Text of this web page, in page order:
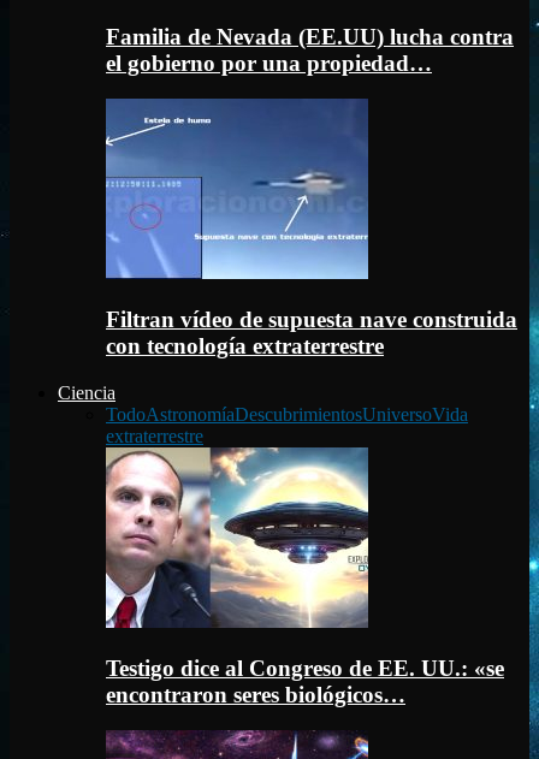
Familia de Nevada (EE.UU) lucha contra
el gobierno por una propiedad…
Filtran vídeo de supuesta nave construida
con tecnología extraterrestre
Ciencia
TodoAstronomíaDescubrimientosUniversoVida
extraterrestre
Testigo dice al Congreso de EE. UU.: «se
encontraron seres biológicos…